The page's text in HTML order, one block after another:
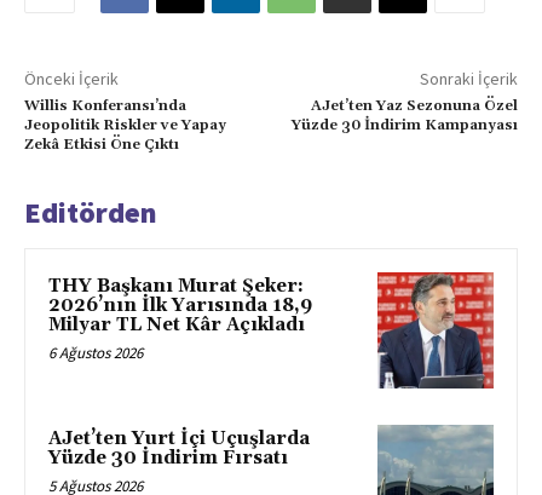
Önceki İçerik
Willis Konferansı’nda
Jeopolitik Riskler ve Yapay
Zekâ Etkisi Öne Çıktı
Sonraki İçerik
AJet’ten Yaz Sezonuna Özel
Yüzde 30 İndirim Kampanyası
Editörden
THY Başkanı Murat Şeker:
2026’nın İlk Yarısında 18,9
Milyar TL Net Kâr Açıkladı
6 Ağustos 2026
AJet’ten Yurt İçi Uçuşlarda
Yüzde 30 İndirim Fırsatı
5 Ağustos 2026